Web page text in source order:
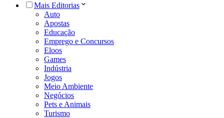
Mais Editorias
Auto
Apostas
Educação
Emprego e Concursos
Eloos
Games
Indústria
Jogos
Meio Ambiente
Negócios
Pets e Animais
Turismo